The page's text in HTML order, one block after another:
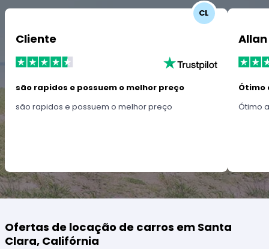
CL
Cliente
são rapidos e possuem o melhor preço
são rapidos e possuem o melhor preço
Allan
Ótimo
Ótimo
Ofertas de locação de carros em Santa
Clara, Califórnia